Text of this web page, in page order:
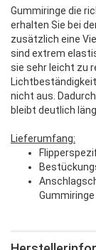
Gummiringe die
erhalten Sie bei
zusätzlich eine
sind extrem
sie sehr leicht zu
nicht aus.
bleibt deutlich
Lieferumfang:
Gummiringe